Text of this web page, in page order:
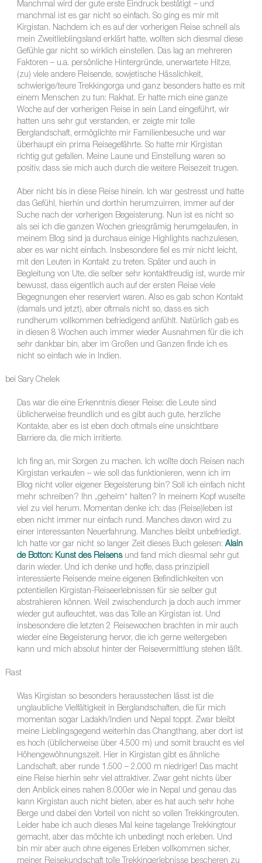
Manchmal wird der gute erste Eindruck bestätigt – und
manchmal ist es gar nicht so einfach. So ging es mir mit
Kirgistan. Nachdem ich es auf der vorherigen Reise schnell als
mein Zweitlieblingsland erklärt hatte, wollten sich diesmal diese
Gefühle gar nicht so wirklich einstellen. Das lag an mehreren
Faktoren – u.a. persönliche Hintergründe, unerwartete Hitze,
(zu) viele andere Reisende, sowjetische Hässlichkeit,
schwierige/teure Trekkingorga und ganz besonders hatte es mit
einem Menschen zu tun: Rakhat. Er hatte mich eine ganze
Woche auf der vorherigen Reise in sein Land eingeführt, wir
hatten uns sehr gut verstanden, er zeigte mir tolle
Berglandschaft, ermöglichte mir Familienbesuche und war
überhaupt ein prima Reisegefährte. So hatte mir Kirgistan
richtig gut gefallen. Meine Laune und Einstellung waren so
positiv, dass sie mich auch durch die weitere Reisezeit trugen.
Aber nicht bis in diese Reise hinein. Ich war gestresst und hatte
das Gefühl, hierhin und dorthin herumzuirren, immer auf der
Suche nach der vorherigen Begeisterung. Nun ist es nicht so
als sei ich die ganzen Wochen griesgrämig herumgelaufen, in
meinem Blog sind ja durchaus einige Highlights nachzulesen,
aber es war nicht einfach. Insbesondere fiel es mir nicht leicht,
mit den Leuten in Kontakt zu treten. Später und auch in
Begleitung von Ute, die selber sehr kontaktfreudig ist, wurde mir
bewusst, dass eigentlich auch auf der ersten Reise viele
Begegnungen eher reserviert waren. Also es gab schon Kontakt
(damals und jetzt), aber oftmals nicht so, dass es sich
rundherum vollkommen befriedigend anfühlt. Natürlich gab es
in diesen 8 Wochen auch immer wieder Ausnahmen für die ich
sehr dankbar bin, aber im Großen und Ganzen finde ich es
nicht so einfach wie in Indien.
bei Sary Chelek
Das war die eine Erkenntnis dieser Reise: die Leute sind
üblicherweise freundlich und es gibt auch gute, herzliche
Kontakte, aber es ist eben doch oftmals eine unsichtbare
Barriere da, die mich irritierte.
Ich fing an, mir Sorgen zu machen. Ich wollte doch Reisen nach
Kirgistan verkaufen – wie soll das funktionieren, wenn ich im
Blog nicht voller eigener Begeisterung bin? Soll ich einfach nicht
mehr schreiben? Ihn „geheim“ halten? In meinem Kopf wuselte
viel zu viel herum. Momentan denke ich: das (Reise)leben ist
eben nicht immer nur einfach rund. Manches davon wird zu
einer interessanten Neuerfahrung. Manches bleibt unbefriedigt.
Ich hatte vor gar nicht so langer Zeit dieses Buch gelesen: Alain
de Botton: Kunst des Reisensund fand mich diesmal sehr gut
darin wieder. Und ich denke und hoffe, dass prinzipiell
interessierte Reisende meine eigenen Befindlichkeiten von
potentiellen Kirgistan-Reiseerlebnissen für sie selber gut
abstrahieren können. Weil zwischendurch ja doch auch immer
wieder gut aufleuchtet, was das Tolle an Kirgistan ist. Und
insbesondere die letzten 2 Reisewochen brachten in mir auch
wieder eine Begeisterung hervor, die ich gerne weitergeben
kann und mich absolut hinter der Reisevermittlung stehen läßt.
Rast
Was Kirgistan so besonders herausstechen lässt ist die
unglaubliche Vielfältigkeit in Berglandschaften, die für mich
momentan sogar Ladakh/Indien und Nepal toppt. Zwar bleibt
meine Lieblingsgegend weiterhin das Changthang, aber dort ist
es hoch (üblicherweise über 4.500 m) und somit braucht es viel
Höhengewöhnungszeit. Hier in Kirgistan gibt es ähnliche
Landschaft, aber runde 1.500 – 2.000 m niedriger! Das macht
eine Reise hierhin sehr viel attraktiver. Zwar geht nichts über
den Anblick eines nahen 8.000er wie in Nepal und genau das
kann Kirgistan auch nicht bieten, aber es hat auch sehr hohe
Berge und dabei den Vorteil von nicht so vollen Trekkingrouten.
Leider habe ich auch dieses Mal keine tagelange Trekkingtour
gemacht, aber das möchte ich unbedingt noch erleben. Und
bin mir aber auch ohne eigenes Erleben vollkommen sicher,
meiner Reisekundschaft tolle Trekkingerlebnisse bescheren zu